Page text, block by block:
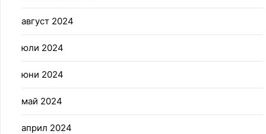
август 2024
юли 2024
юни 2024
май 2024
април 2024